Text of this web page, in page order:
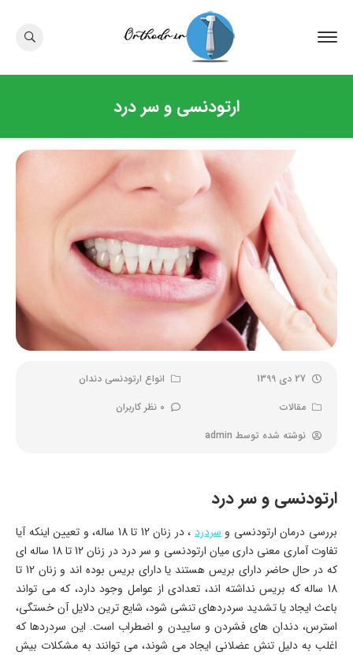
ارتودنسی و سر درد
27 دی 1399
انواع ارتودنسی دندان
مقالات
0 نظر کاربران
نوشته شده توسط admin
ارتودنسی و سر درد
بررسی درمان ارتودنسی وسردرد
، در زنان 12 تا 18 ساله، و تعیین اینکه آیا
تفاوت آماری معنی داری میان ارتودنسی و سر درد در زنان 12 تا 18 ساله ای
که در حال حاضر دارای بریس هستند یا دارای بریس بوده اند و زنان 12 تا
18 ساله که بریس نداشته اند، تعدادی از عوامل وجود دارد، که می تواند
باعث ایجاد یا تشدید سردردهای تنشی شود، شایع ترین دلایل آن خستگی،
استرس، دندان های فشردن و ساییدن و اضطراب است. این سردردها که
اغلب به دلیل تنش عضلانی ایجاد می شوند، می توانند به مشکلات بیش